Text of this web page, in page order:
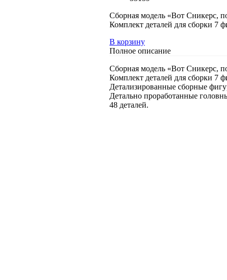
Сборная модель «Вот Сникерс,
Комплект деталей для сборки 7
В корзину
Полное описание
Сборная модель «Вот Сникерс,
Комплект деталей для сборки 7
Детализированные сборные
Детально проработанные
48 деталей.